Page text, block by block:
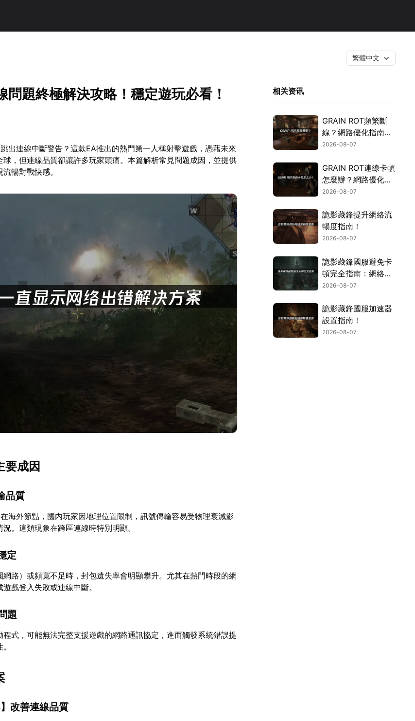
繁體中文
問題終極解決攻略！穩定遊玩必看！
出連線中斷警告？這款EA推出的熱門第一人稱射擊遊戲，憑藉未來
，但連線品質卻讓許多玩家頭痛。本篇解析常見問題成因，並提供
暢對戰快感。
要成因
品質
海外節點，國内玩家因地理位置限制，訊號傳輸容易受物理衰減影
。這類現象在跨區連線時特別明顯。
定
路）或頻寬不足時，封包遺失率會明顯攀升。尤其在熱門時段的網
戲登入失敗或連線中斷。
題
程式，可能無法完整支援遊戲的網路通訊協定，進而觸發系統錯誤提
】改善連線品質
相关资讯
GRAIN ROT頻繁斷
線？網路優化指南一
次搞定！
2026-08-07
GRAIN ROT連線卡頓
怎麼辦？網路優化這
樣解決！
2026-08-07
詭影藏鋒提升網絡流
暢度指南！
2026-08-07
詭影藏鋒國服避免卡
頓完全指南：網絡優
化與解決技巧！
2026-08-07
詭影藏鋒國服加速器
設置指南！
2026-08-07